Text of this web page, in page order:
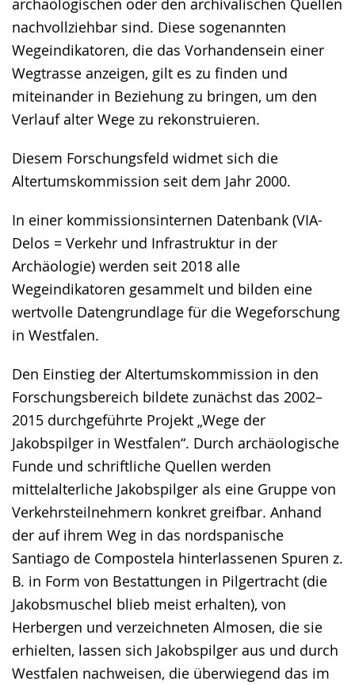
nachvollziehbar sind. Diese sogenannten
Wegeindikatoren, die das Vorhandensein einer
Wegtrasse anzeigen, gilt es zu finden und
miteinander in Beziehung zu bringen, um den
Verlauf alter Wege zu rekonstruieren.
Diesem Forschungsfeld widmet sich die
Altertumskommission seit dem Jahr 2000.
In einer kommissionsinternen Datenbank (VIA-
Delos = Verkehr und Infrastruktur in der
Archäologie) werden seit 2018 alle
Wegeindikatoren gesammelt und bilden eine
wertvolle Datengrundlage für die Wegeforschung
in Westfalen.
Den Einstieg der Altertumskommission in den
Forschungsbereich bildete zunächst das 2002–
2015 durchgeführte Projekt „Wege der
Jakobspilger in Westfalen“. Durch archäologische
Funde und schriftliche Quellen werden
mittelalterliche Jakobspilger als eine Gruppe von
Verkehrsteilnehmern konkret greifbar. Anhand
der auf ihrem Weg in das nordspanische
Santiago de Compostela hinterlassenen Spuren z.
B. in Form von Bestattungen in Pilgertracht (die
Jakobsmuschel blieb meist erhalten), von
Herbergen und verzeichneten Almosen, die sie
erhielten, lassen sich Jakobspilger aus und durch
Westfalen nachweisen, die überwiegend das im